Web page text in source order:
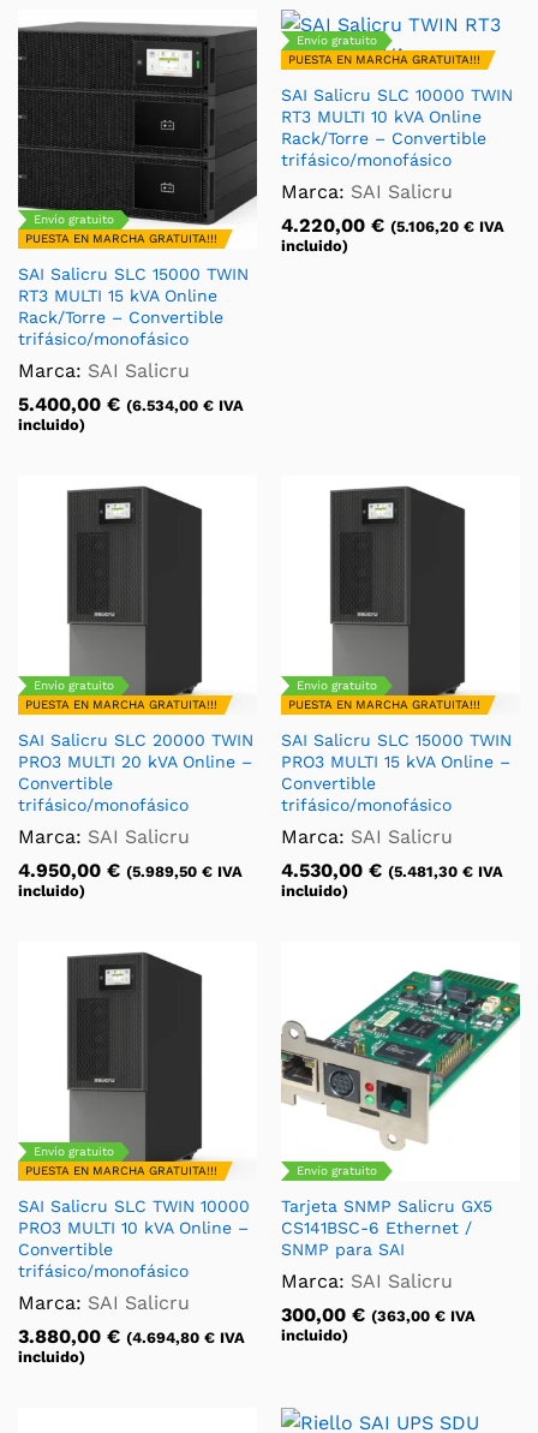
Envío gratuito
PUESTA EN MARCHA GRATUITA!!!
SAI Salicru SLC 15000 TWIN
RT3 MULTI 15 kVA Online
Rack/Torre – Convertible
trifásico/monofásico
Marca: SAI Salicru
5.400,00 € (6.534,00 € IVA
incluido)
Envío gratuito
PUESTA EN MARCHA GRATUITA!!!
SAI Salicru SLC 10000 TWIN
RT3 MULTI 10 kVA Online
Rack/Torre – Convertible
trifásico/monofásico
Marca: SAI Salicru
4.220,00 € (5.106,20 € IVA
incluido)
Envío gratuito
PUESTA EN MARCHA GRATUITA!!!
SAI Salicru SLC 20000 TWIN
PRO3 MULTI 20 kVA Online –
Convertible
trifásico/monofásico
Marca: SAI Salicru
4.950,00 € (5.989,50 € IVA
incluido)
Envío gratuito
PUESTA EN MARCHA GRATUITA!!!
SAI Salicru SLC 15000 TWIN
PRO3 MULTI 15 kVA Online –
Convertible
trifásico/monofásico
Marca: SAI Salicru
4.530,00 € (5.481,30 € IVA
incluido)
Envío gratuito
PUESTA EN MARCHA GRATUITA!!!
SAI Salicru SLC TWIN 10000
PRO3 MULTI 10 kVA Online –
Convertible
trifásico/monofásico
Marca: SAI Salicru
3.880,00 € (4.694,80 € IVA
incluido)
Envío gratuito
Tarjeta SNMP Salicru GX5
CS141BSC-6 Ethernet /
SNMP para SAI
Marca: SAI Salicru
300,00 € (363,00 € IVA
incluido)